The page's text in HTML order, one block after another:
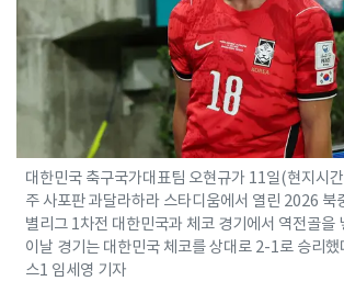
대한민국 축구국가대표팀 오현규가 11일(현지시
주 사포판 과달라하라 스타디움에서 열린 2026 북
별리그 1차전 대한민국과 체코 경기에서 역전골을
이날 경기는 대한민국 체코를 상대로 2-1로 승리
스1 임세영 기자